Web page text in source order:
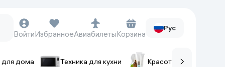
ВойтиИзбранноеАвиабилетыКорзина
Рус
для дома Техника для кухни Красота и уход